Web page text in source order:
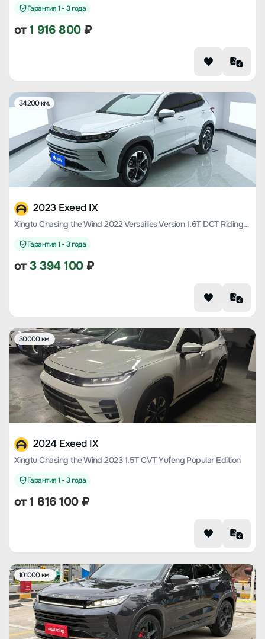
Гарантия 1 - 3 года
от1 916 800₽
34200 км.
2023 Exeed IX
Xingtu Chasing the Wind 2022 Versailles Version 1.6T DCT Riding the Wind Version
Гарантия 1 - 3 года
от3 394 100₽
30000 км.
2024 Exeed IX
Xingtu Chasing the Wind 2023 1.5T CVT Yufeng Popular Edition
Гарантия 1 - 3 года
от1 816 100₽
101000 км.